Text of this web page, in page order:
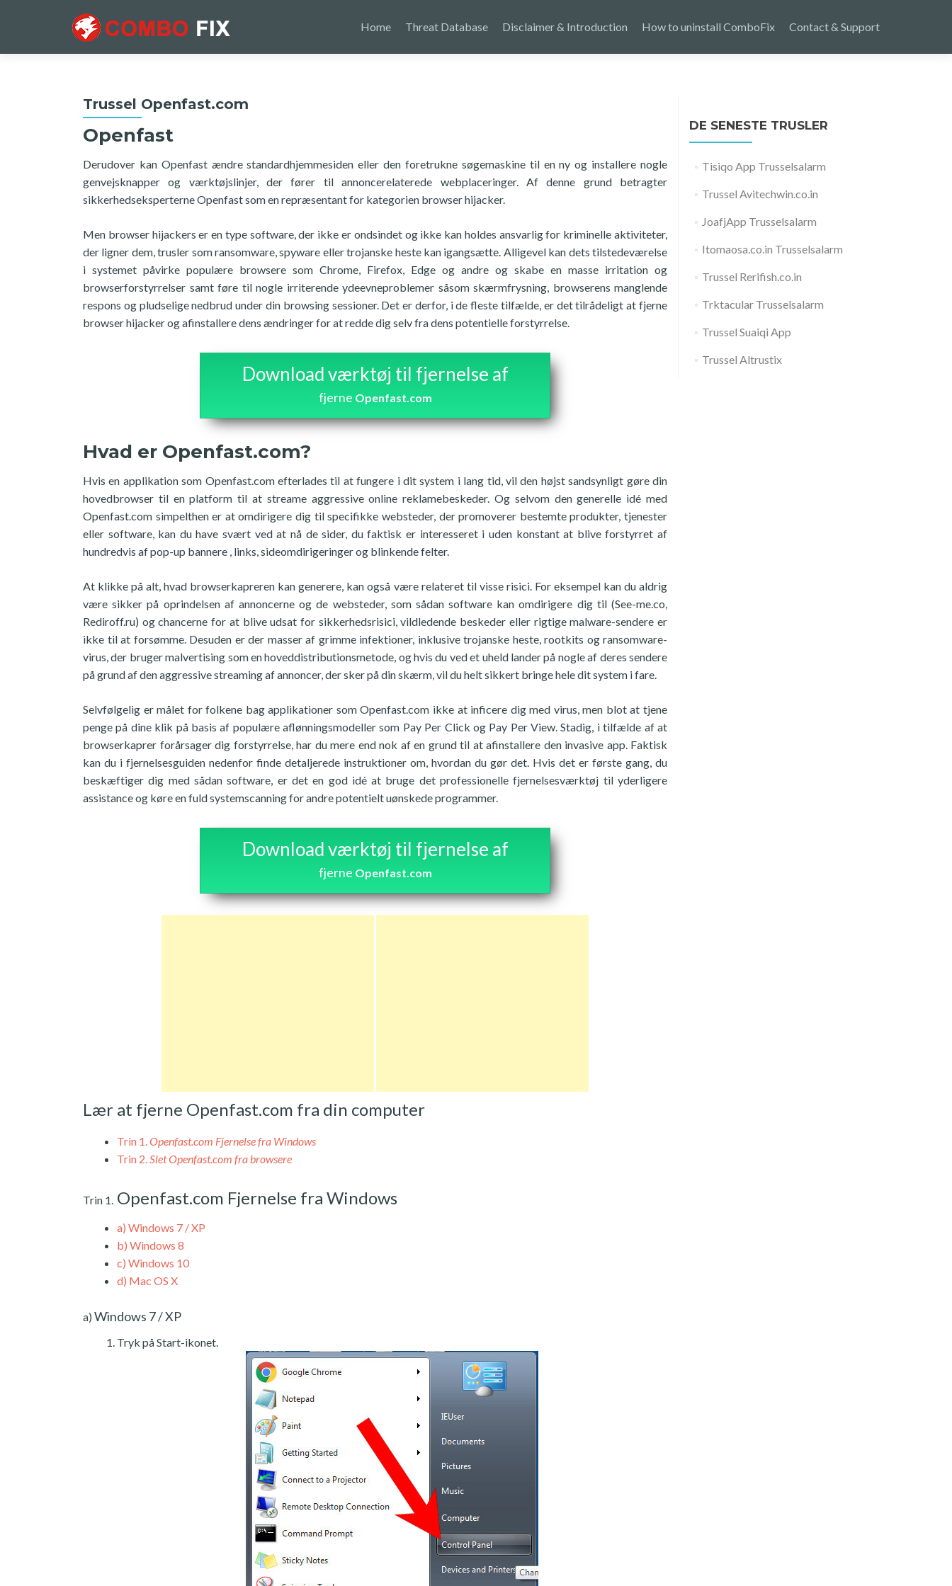
Home Threat Database Disclaimer & Introduction How to uninstall ComboFix Contact & Support
Trussel Openfast.com
Openfast
Derudover kan Openfast ændre standardhjemmesiden eller den foretrukne søgemaskine til en ny og installere nogle
genvejsknapper og værktøjslinjer, der fører til annoncerelaterede webplaceringer. Af denne grund betragter
sikkerhedseksperterne Openfast som en repræsentant for kategorien browser hijacker.
Men browser hijackers er en type software, der ikke er ondsindet og ikke kan holdes ansvarlig for kriminelle aktiviteter,
der ligner dem, trusler som ransomware, spyware eller trojanske heste kan igangsætte. Alligevel kan dets tilstedeværelse
i systemet påvirke populære browsere som Chrome, Firefox, Edge og andre og skabe en masse irritation og
browserforstyrrelser samt føre til nogle irriterende ydeevneproblemer såsom skærmfrysning, browserens manglende
respons og pludselige nedbrud under din browsing sessioner. Det er derfor, i de fleste tilfælde, er det tilrådeligt at fjerne
browser hijacker og afinstallere dens ændringer for at redde dig selv fra dens potentielle forstyrrelse.
Download værktøj til fjernelse af
fjerne Openfast.com
Hvad er Openfast.com?
Hvis en applikation som Openfast.com efterlades til at fungere i dit system i lang tid, vil den højst sandsynligt gøre din
hovedbrowser til en platform til at streame aggressive online reklamebeskeder. Og selvom den generelle idé med
Openfast.com simpelthen er at omdirigere dig til specifikke websteder, der promoverer bestemte produkter, tjenester
eller software, kan du have svært ved at nå de sider, du faktisk er interesseret i uden konstant at blive forstyrret af
hundredvis af pop-up bannere , links, sideomdirigeringer og blinkende felter.
At klikke på alt, hvad browserkapreren kan generere, kan også være relateret til visse risici. For eksempel kan du aldrig
være sikker på oprindelsen af annoncerne og de websteder, som sådan software kan omdirigere dig til (See-me.co,
Rediroff.ru) og chancerne for at blive udsat for sikkerhedsrisici, vildledende beskeder eller rigtige malware-sendere er
ikke til at forsømme. Desuden er der masser af grimme infektioner, inklusive trojanske heste, rootkits og ransomware-
virus, der bruger malvertising som en hoveddistributionsmetode, og hvis du ved et uheld lander på nogle af deres sendere
på grund af den aggressive streaming af annoncer, der sker på din skærm, vil du helt sikkert bringe hele dit system i fare.
Selvfølgelig er målet for folkene bag applikationer som Openfast.com ikke at inficere dig med virus, men blot at tjene
penge på dine klik på basis af populære aflønningsmodeller som Pay Per Click og Pay Per View. Stadig, i tilfælde af at
browserkaprer forårsager dig forstyrrelse, har du mere end nok af en grund til at afinstallere den invasive app. Faktisk
kan du i fjernelsesguiden nedenfor finde detaljerede instruktioner om, hvordan du gør det. Hvis det er første gang, du
beskæftiger dig med sådan software, er det en god idé at bruge det professionelle fjernelsesværktøj til yderligere
assistance og køre en fuld systemscanning for andre potentielt uønskede programmer.
Download værktøj til fjernelse af
fjerne Openfast.com
Lær at fjerne Openfast.com fra din computer
Trin 1.Openfast.com Fjernelse fra Windows
Trin 2.Slet Openfast.com fra browsere
Trin 1. Openfast.com Fjernelse fra Windows
a) Windows 7 / XP
b) Windows 8
c) Windows 10
d) Mac OS X
a) Windows 7 / XP
Tryk på Start-ikonet.
DE SENESTE TRUSLER
Tisiqo App Trusselsalarm
Trussel Avitechwin.co.in
JoafjApp Trusselsalarm
Itomaosa.co.in Trusselsalarm
Trussel Rerifish.co.in
Trktacular Trusselsalarm
Trussel Suaiqi App
Trussel Altrustix